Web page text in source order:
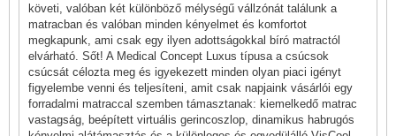
követi, valóban két különböző mélységű vállzónát találunk a
matracban és valóban minden kényelmet és komfortot
megkapunk, ami csak egy ilyen adottságokkal bíró matractól
elvárható. Sőt! A Medical Concept Luxus típusa a csúcsok
csúcsát célozta meg és igyekezett minden olyan piaci igényt
figyelembe venni és teljesíteni, amit csak napjaink vásárlói egy
forradalmi matraccal szemben támasztanak: kiemelkedő matrac
vastagság, beépített virtuális gerincoszlop, dinamikus habrugós